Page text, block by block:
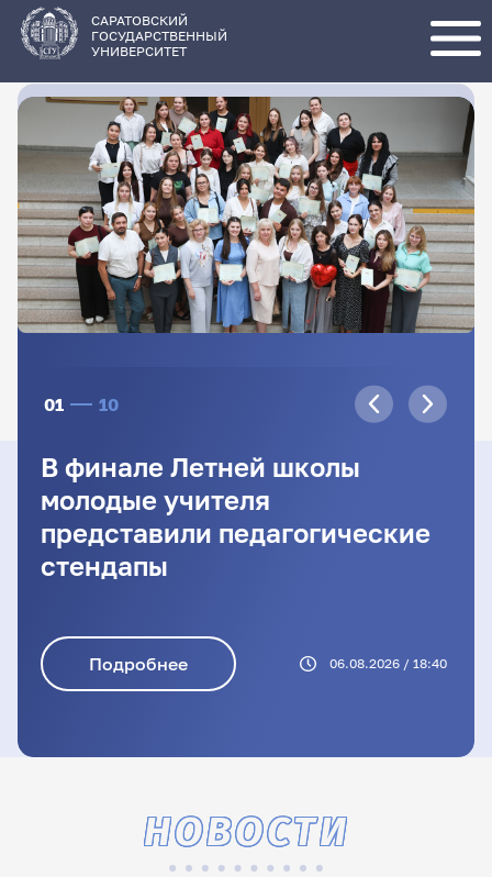
основному
содержанию
САРАТОВСКИЙ
ГОСУДАРСТВЕННЫЙ
УНИВЕРСИТЕТ
01 10
В финале Летней школы
молодые учителя
представили педагогические
стендапы
Подробнее 06.08.2026 / 18:40
НОВОСТИ